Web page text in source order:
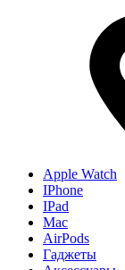
Apple Watch
IPhone
IPad
Mac
AirPods
Гаджеты